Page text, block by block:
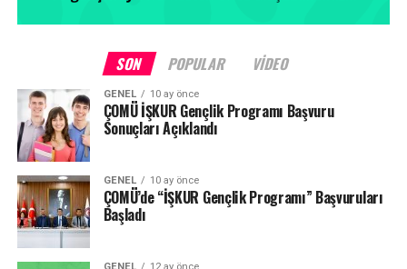
SON POPULAR VIDEO
GENEL 10 ay önce
ÇOMÜ İŞKUR Gençlik Programı Başvuru
Sonuçları Açıklandı
GENEL 10 ay önce
ÇOMÜ’de “İŞKUR Gençlik Programı” Başvuruları
Başladı